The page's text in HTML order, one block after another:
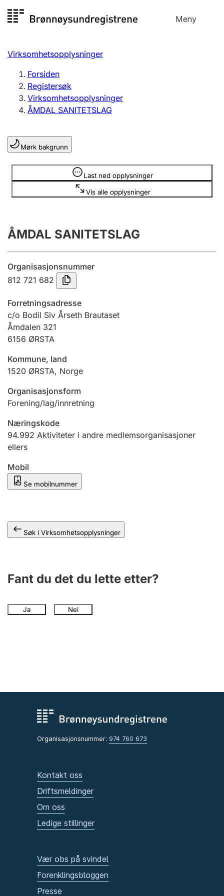
til
Meny
Registersøk
Aksjeselskap
Enkeltpersonforetak
Registrere, endre, slette
Lag og forening
Registrere, endre, slette
Årsregnskap
Innsending og forsinkelsesgebyr
Tinglysing
Jeger
Betaling og jegeravgiftskort
Ektepaktveileder
Virksomhetsopplysninger
Forsiden
Registersøk
Virksomhetsopplysninger
ÅMDAL SANITETSLAG
Mørk bakgrunn
Last ned opplysninger
Vis alle opplysninger
Opplysninger er skjult
ÅMDAL SANITETSLAG
Organisasjonsnummer
812 721 682
Forretningsadresse
c/o Bodil Siv Årseth Brautaset
Åmdalen 321
6156 ØRSTA
Kommune, land
1520 ØRSTA, Norge
Organisasjonsform
Forening/lag/innretning
Næringskode
94.992 Aktiviteter i andre medlemsorganisasjoner
ellers
Mobil
Se mobilnummer
Søk i Virksomhetsopplysninger
Fant du det du lette etter?
Ja Nei
Organisasjonsnummer: 974 760 673
Kontakt oss
Driftsmeldinger
Om oss
Ledige stillinger
Vær obs på svindel
Forenklingsbloggen
Presse